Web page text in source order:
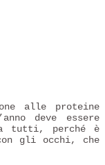
alle proteine
deve essere
tutti, perché è
gli occhi, che